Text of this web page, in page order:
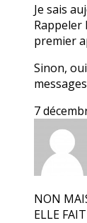
Je sais
Rappeler
premier
Sinon,
7
NON
ELLE